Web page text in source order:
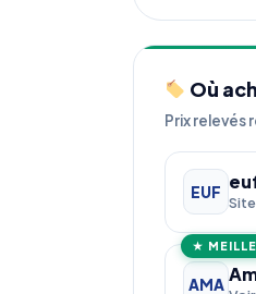
Où
Prix relevés
EUF
★
AMA